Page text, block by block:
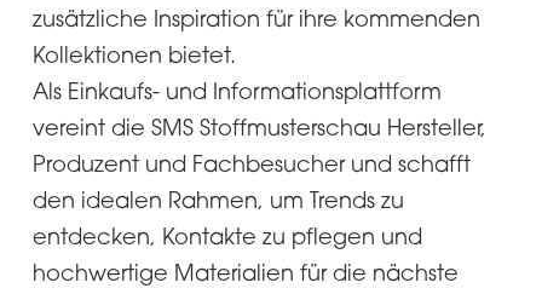
zusätzliche Inspiration für ihre kommenden
Kollektionen bietet.
Als Einkaufs- und Informationsplattform
vereint die SMS Stoffmusterschau Hersteller,
Produzent und Fachbesucher und schafft
den idealen Rahmen, um Trends zu
entdecken, Kontakte zu pflegen und
hochwertige Materialien für die nächste